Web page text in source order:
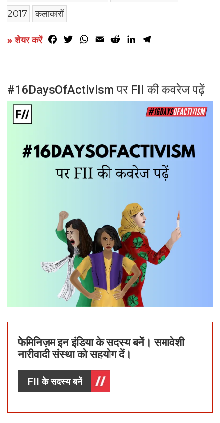
2017
कलाकारों
» शेयर करें Facebook
TwitterWhatsApp
Email RedditLinkedIn
#16DaysOfActivism पर FII की कवरेज पढ़ें
फेमिनिज़म इन इंडिया के सदस्य बनें। समावेशी
नारीवादी संस्था को सहयोग दें।
FII के सदस्य बनें